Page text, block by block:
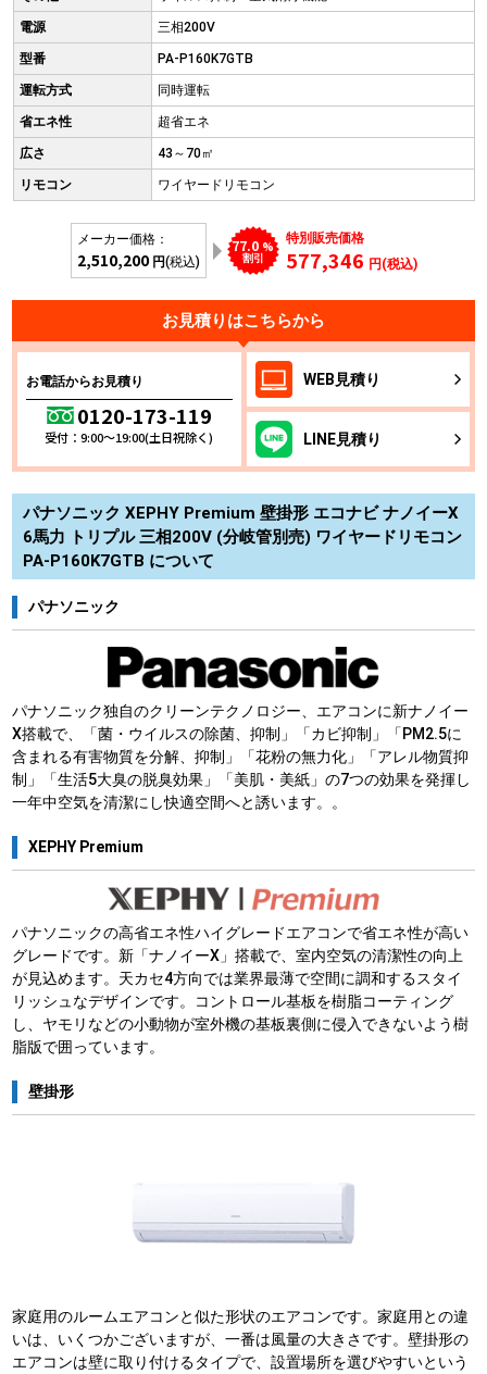
電源 三相200V
型番 PA-P160K7GTB
運転方式 同時運転
省エネ性 超省エネ
広さ 43～70㎡
リモコン ワイヤードリモコン
メーカー価格：
2,510,200 円(税込)
77.0 %
割引
特別販売価格
577,346 円(税込)
お見積りはこちらから
お電話からお見積り
0120-173-119
受付：9:00～19:00(土日祝除く)
WEB 見積り
LINE見積り
パナソニック XEPHY Premium 壁掛形 エコナビ ナノイーX
6馬力 トリプル 三相200V (分岐管別売) ワイヤードリモコン
PA-P160K7GTB について
パナソニック
パナソニック独自のクリーンテクノロジー、エアコンに新ナノイー
X搭載で、「菌・ウイルスの除菌、抑制」「カビ抑制」「PM2.5に
含まれる有害物質を分解、抑制」「花粉の無力化」「アレル物質抑
制」「生活5大臭の脱臭効果」「美肌・美紙」の7つの効果を発揮し
一年中空気を清潔にし快適空間へと誘います。。
XEPHY Premium
パナソニックの高省エネ性ハイグレードエアコンで省エネ性が高い
グレードです。新「ナノイーX」搭載で、室内空気の清潔性の向上
が見込めます。天カセ4方向では業界最薄で空間に調和するスタイ
リッシュなデザインです。コントロール基板を樹脂コーティング
し、ヤモリなどの小動物が室外機の基板裏側に侵入できないよう樹
脂版で囲っています。
壁掛形
家庭用のルームエアコンと似た形状のエアコンです。家庭用との違
いは、いくつかございますが、一番は風量の大きさです。壁掛形の
エアコンは壁に取り付けるタイプで、設置場所を選びやすいという